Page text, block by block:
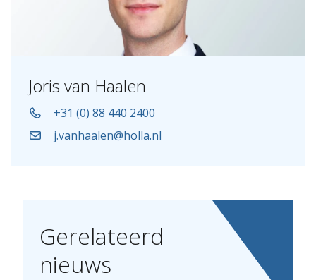
Joris van Haalen
+31 (0) 88 440 2400
j.vanhaalen@holla.nl
Gerelateerd
nieuws